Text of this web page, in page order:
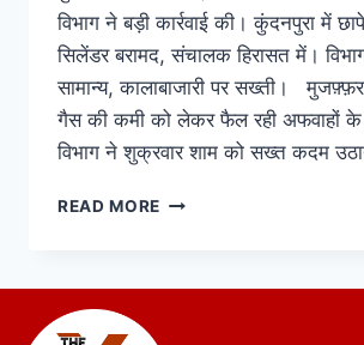
विभाग ने बड़ी कार्रवाई की। कुंदनपुरा में
सिलेंडर बरामद, संचालक हिरासत में।
सामान्य, कालाबाजारी पर सख्ती।
गैस की कमी को लेकर फैल रही अफवाहों के
विभाग ने शुक्रवार शाम को सख्त कदम
READ MORE